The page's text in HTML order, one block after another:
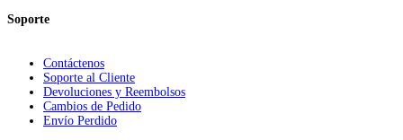
Soporte
Contáctenos
Soporte al Cliente
Devoluciones y Reembolsos
Cambios de Pedido
Envío Perdido